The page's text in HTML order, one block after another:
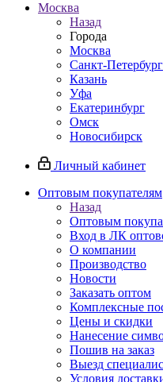
Москва
Назад
Города
Москва
Санкт-Петербург
Казань
Уфа
Екатеринбург
Омск
Новосибирск
Личный кабинет
Оптовым покупателям
Назад
Оптовым
Вход в ЛК
О компании
Производство
Новости
Заказать оптом
Комплексные
Цены и скидки
Нанесение
Пошив на заказ
Выезд
Условия